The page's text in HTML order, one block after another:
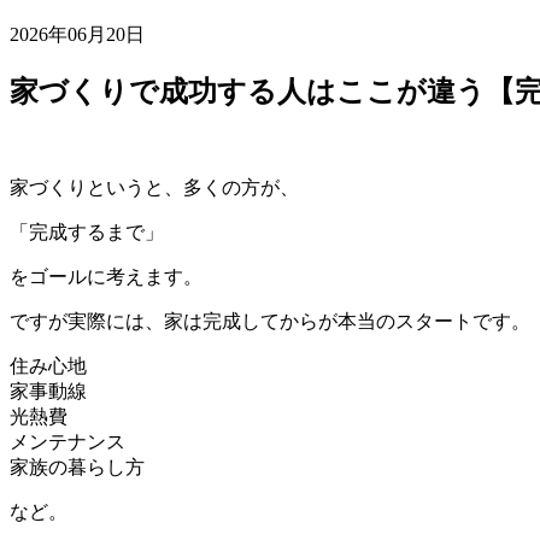
2026年06月20日
家づくりで成功する人はここが違う【完
家づくりというと、多くの方が、
「完成するまで」
をゴールに考えます。
ですが実際には、家は完成してからが本当のスタートです。
住み心地
家事動線
光熱費
メンテナンス
家族の暮らし方
など。